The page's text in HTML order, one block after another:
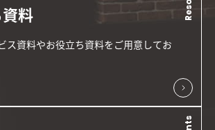
料
ス資料やお役立ち資料をご用意してお